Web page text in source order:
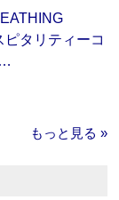
ピタリティーコ
もっと見る »